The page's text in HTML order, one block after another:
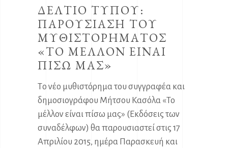
ΔΕΛΤΙΟ ΤΥΠΟΥ:
ΠΑΡΟΥΣΙΑΣΗ ΤΟΥ
ΜΥΘΙΣΤΟΡΗΜΑΤΟΣ
«ΤΟ ΜΕΛΛΟΝ ΕΙΝΑΙ
ΠΙΣΩ ΜΑΣ»
Tο νέο μυθιστόρημα του συγγραφέα και
δημοσιογράφου Μήτσου Κασόλα «Το
μέλλον είναι πίσω μας» (Εκδόσεις των
συναδέλφων) θα παρουσιαστεί στις 17
Απριλίου 2015, ημέρα Παρασκευή και